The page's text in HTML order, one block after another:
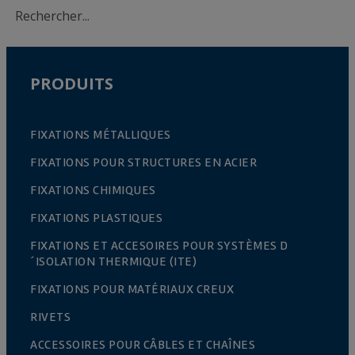
zinc.
PRODUITS
FIXATIONS MÉTALLIQUES
FIXATIONS POUR STRUCTURES EN ACIER
FIXATIONS CHIMIQUES
FIXATIONS PLASTIQUES
FIXATIONS ET ACCESOIRES POUR SYSTÈMES D
´ISOLATION THERMIQUE (ITE)
FIXATIONS POUR MATÉRIAUX CREUX
RIVETS
ACCESSOIRES POUR CÂBLES ET CHAÎNES